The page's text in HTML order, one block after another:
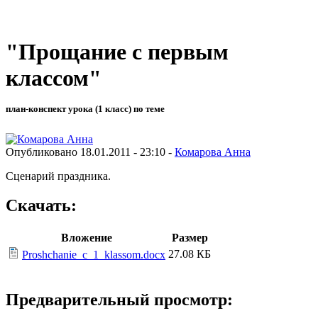
"Прощание с первым
классом"
план-конспект урока (1 класс) по теме
Опубликовано 18.01.2011 - 23:10 - Комарова Анна
Сценарий праздника.
Скачать:
Вложение
Размер
Proshchanie_c_1_klassom.docx 27.08 КБ
Предварительный просмотр: